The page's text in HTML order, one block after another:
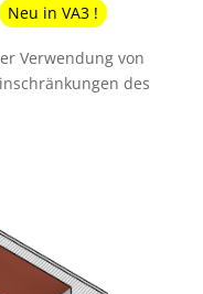
Neu in VA3 !
Verwendung von
des